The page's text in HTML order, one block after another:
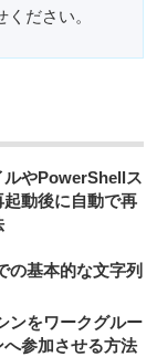
ださい。
ルやPowerShellス
動後に自動で再
の基本的な文字列
ンをワークグルー
参加させる方法